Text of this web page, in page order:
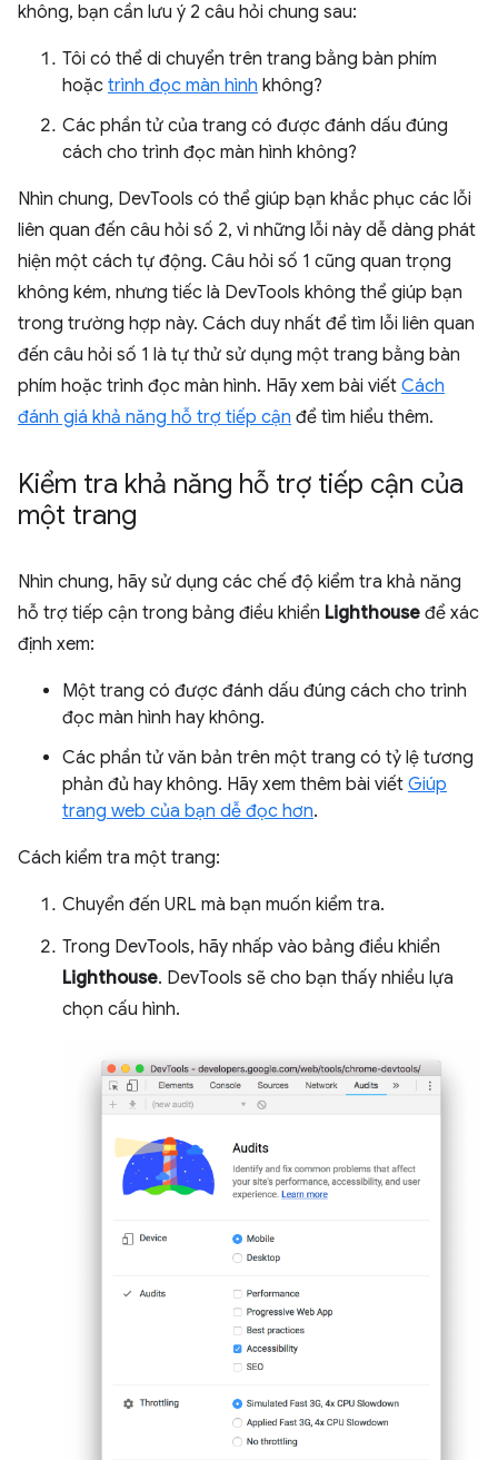
không, bạn cần lưu ý 2 câu hỏi chung sau:
Tôi có thể di chuyển trên trang bằng bàn phím
hoặc trình đọc màn hình không?
Các phần tử của trang có được đánh dấu đúng
cách cho trình đọc màn hình không?
Nhìn chung, DevTools có thể giúp bạn khắc phục các lỗi
liên quan đến câu hỏi số 2, vì những lỗi này dễ dàng phát
hiện một cách tự động. Câu hỏi số 1 cũng quan trọng
không kém, nhưng tiếc là DevTools không thể giúp bạn
trong trường hợp này. Cách duy nhất để tìm lỗi liên quan
đến câu hỏi số 1 là tự thử sử dụng một trang bằng bàn
phím hoặc trình đọc màn hình. Hãy xem bài viết Cách
đánh giá khả năng hỗ trợ tiếp cận để tìm hiểu thêm.
Kiểm tra khả năng hỗ trợ tiếp cận của
một trang
Nhìn chung, hãy sử dụng các chế độ kiểm tra khả năng
hỗ trợ tiếp cận trong bảng điều khiển Lighthouse để xác
định xem:
Một trang có được đánh dấu đúng cách cho trình
đọc màn hình hay không.
Các phần tử văn bản trên một trang có tỷ lệ tương
phản đủ hay không. Hãy xem thêm bài viết Giúp
trang web của bạn dễ đọc hơn.
Cách kiểm tra một trang:
Chuyển đến URL mà bạn muốn kiểm tra.
Trong DevTools, hãy nhấp vào bảng điều khiển
Lighthouse. DevTools sẽ cho bạn thấy nhiều lựa
chọn cấu hình.